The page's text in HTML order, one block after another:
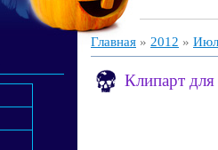
Главная » 2012 »
Клипарт